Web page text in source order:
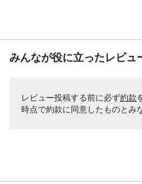
みんなが役に立ったレビュ
レビュー投稿する前に必ず約款
時点で約款に同意したものとみ